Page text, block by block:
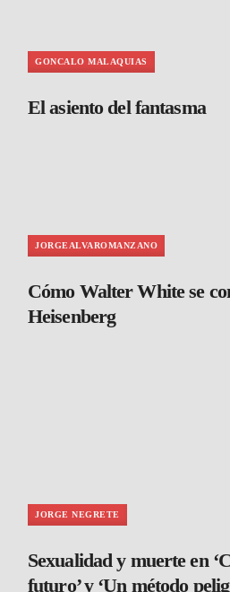
GONCALO MALAQUIAS
El asiento del fantasma
JORGEALVAROMANZANO
Cómo Walter White se
Heisenberg
JORGE NEGRETE
Sexualidad y muerte en
futuro’ y ‘Un método